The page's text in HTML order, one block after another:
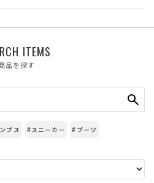
ITEMS
品を探す
プス #スニーカー #ブーツ